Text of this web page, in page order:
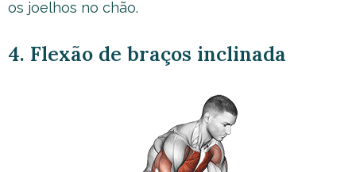
os joelhos no chão.
4. Flexão de braços inclinada